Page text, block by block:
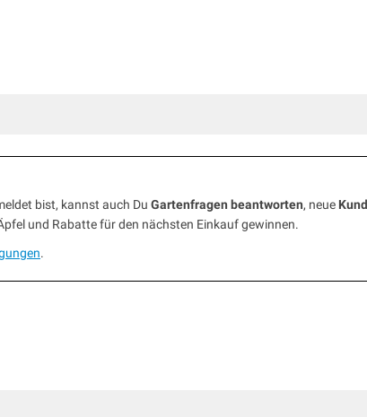
bist, kannst auch Du Gartenfragen beantworten, neue
und Rabatte für den nächsten Einkauf gewinnen.
.